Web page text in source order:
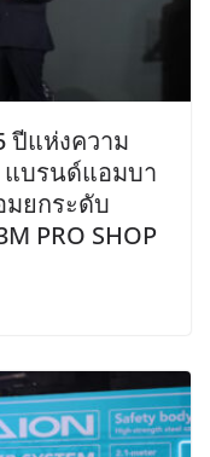
ปีแห่งความ
แบรนด์แอมบา
มยกระดับ
PRO SHOP